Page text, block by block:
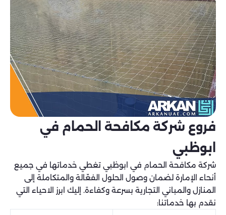
فروع شركة مكافحة الحمام في
ابوظبي
شركة مكافحة الحمام في ابوظبي تغطي خدماتها في جميع
أنحاء الإمارة لضمان وصول الحلول الفعّالة والمتكاملة إلى
المنازل والمباني التجارية بسرعة وكفاءة. إليك ابرز الاحياء التي
نقدم بها خدماتنا: